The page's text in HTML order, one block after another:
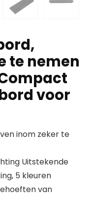
te nemen
voor
inom zeker te
Uitstekende
5 kleuren
van